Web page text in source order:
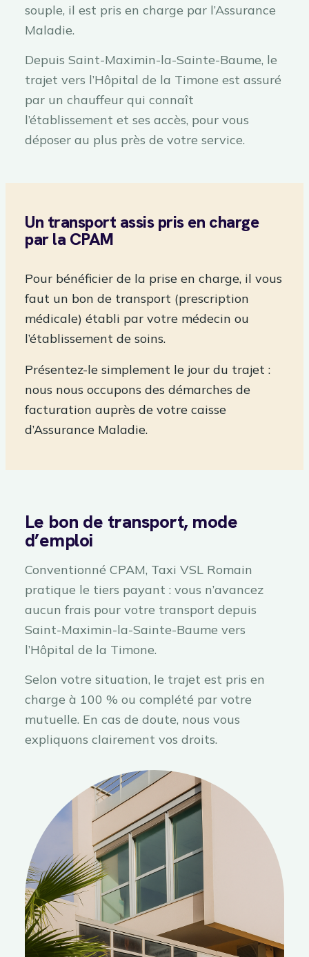
souple, il est pris en charge par l’Assurance
Maladie.
Depuis Saint-Maximin-la-Sainte-Baume, le
trajet vers l’Hôpital de la Timone est assuré
par un chauffeur qui connaît
l’établissement et ses accès, pour vous
déposer au plus près de votre service.
Un transport assis pris en charge
par la CPAM
Pour bénéficier de la prise en charge, il vous
faut un bon de transport (prescription
médicale) établi par votre médecin ou
l’établissement de soins.
Présentez-le simplement le jour du trajet :
nous nous occupons des démarches de
facturation auprès de votre caisse
d’Assurance Maladie.
Le bon de transport, mode
d’emploi
Conventionné CPAM, Taxi VSL Romain
pratique le tiers payant : vous n’avancez
aucun frais pour votre transport depuis
Saint-Maximin-la-Sainte-Baume vers
l’Hôpital de la Timone.
Selon votre situation, le trajet est pris en
charge à 100 % ou complété par votre
mutuelle. En cas de doute, nous vous
expliquons clairement vos droits.